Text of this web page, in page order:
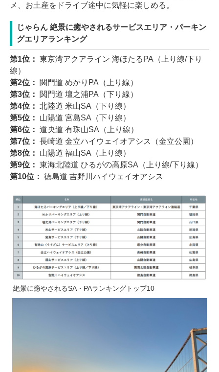
メ、お土産をドライブ途中に気軽に楽しめる。
じゃらん 絶景に癒やされるサービスエリア・パーキン
グエリアランキング
第1位： 東京湾アクアライン 海ほたるPA（上り線/下り
線）
第2位： 関門道 めかりPA（上り線）
第3位： 関門道 壇之浦PA（下り線）
第4位： 北陸道 米山SA（下り線）
第5位： 山陽道 宮島SA（下り線）
第6位： 道央道 有珠山SA（上り線）
第7位： 長崎道 金立ハイウェイオアシス（金立公園）
第8位： 山陽道 福山SA（上り線）
第9位： 東海北陸道 ひるがの高原SA（上り線/下り線）
第10位： 徳島道 吉野川ハイウェイオアシス
絶景に癒やされるSA・PAランキングトップ10